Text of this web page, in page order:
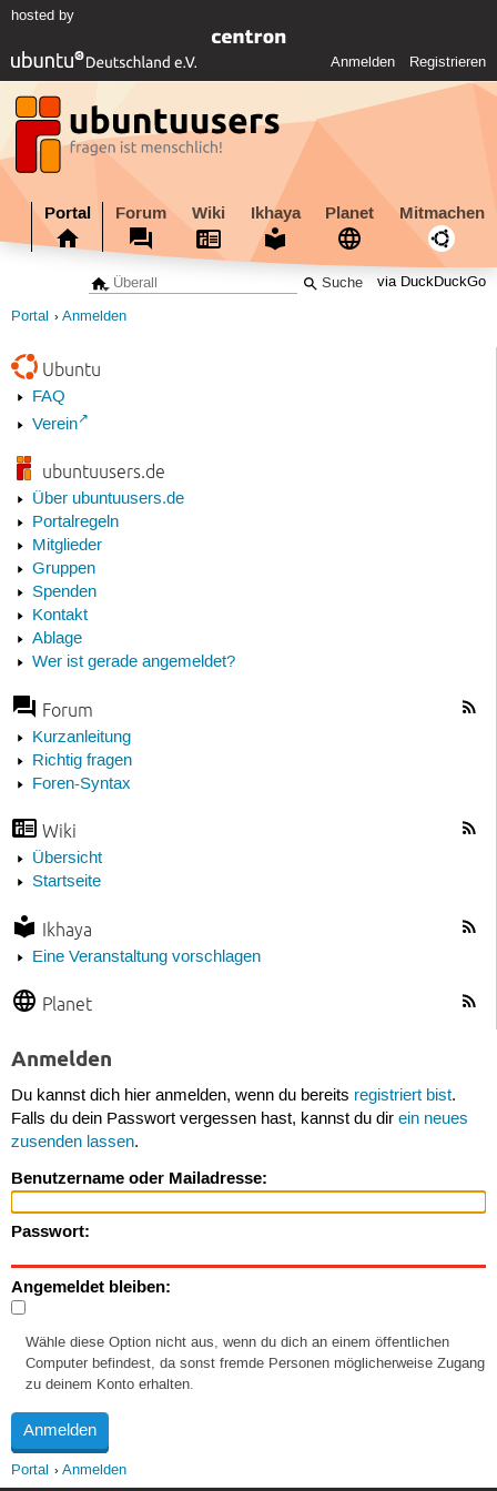
hosted by
Anmelden Registrieren
Portal Forum Wiki Ikhaya Planet Mitmachen
via DuckDuckGo
Portal Anmelden
Ubuntu
FAQ
Verein
ubuntuusers.de
Über ubuntuusers.de
Portalregeln
Mitglieder
Gruppen
Spenden
Kontakt
Ablage
Wer ist gerade angemeldet?
Forum
Kurzanleitung
Richtig fragen
Foren-Syntax
Wiki
Übersicht
Startseite
Ikhaya
Eine Veranstaltung vorschlagen
Planet
Anmelden
Du kannst dich hier anmelden, wenn du bereits registriert bist.
Falls du dein Passwort vergessen hast, kannst du dir ein neues
zusenden lassen.
Benutzername oder Mailadresse:
Passwort:
Angemeldet bleiben:
Wähle diese Option nicht aus, wenn du dich an einem öffentlichen
Computer befindest, da sonst fremde Personen möglicherweise Zugang
zu deinem Konto erhalten.
Portal Anmelden